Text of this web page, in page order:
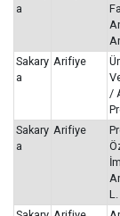
a
Sakary
a
Arifiye
/
Sakary
a
Arifiye
L.